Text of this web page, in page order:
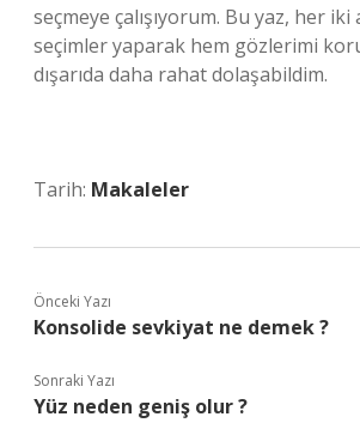
seçmeye çalışıyorum. Bu yaz, her iki
seçimler yaparak hem gözlerimi
dışarıda daha rahat dolaşabildim.
Tarih: Makaleler
Önceki Yazı
Konsolide sevkiyat ne demek ?
Sonraki Yazı
Yüz neden geniş olur ?